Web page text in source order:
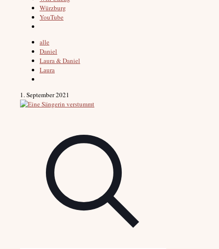
Würzburg
YouTube
alle
Daniel
Laura & Daniel
Laura
1. September 2021